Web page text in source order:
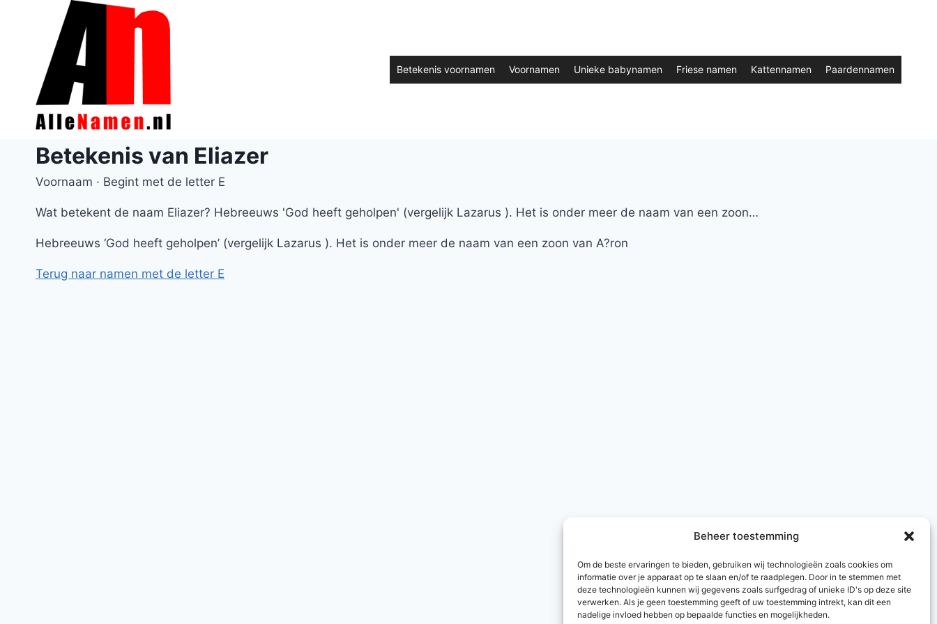
Beheer toestemming
Om de beste ervaringen te bieden, gebruiken wij technologieën zoals cookies om
informatie over je apparaat op te slaan en/of te raadplegen. Door in te stemmen met
deze technologieën kunnen wij gegevens zoals surfgedrag of unieke ID's op deze site
verwerken. Als je geen toestemming geeft of uw toestemming intrekt, kan dit een
nadelige invloed hebben op bepaalde functies en mogelijkheden.
Betekenis voornamen Voornamen Unieke babynamen Friese namen Kattennamen Paardennamen
Betekenis van Eliazer
Voornaam · Begint met de letter E
Wat betekent de naam Eliazer? Hebreeuws 'God heeft geholpen' (vergelijk Lazarus ). Het is onder meer de naam van een zoon…
Hebreeuws ‘God heeft geholpen’ (vergelijk Lazarus ). Het is onder meer de naam van een zoon van A?ron
Terug naar namen met de letter E